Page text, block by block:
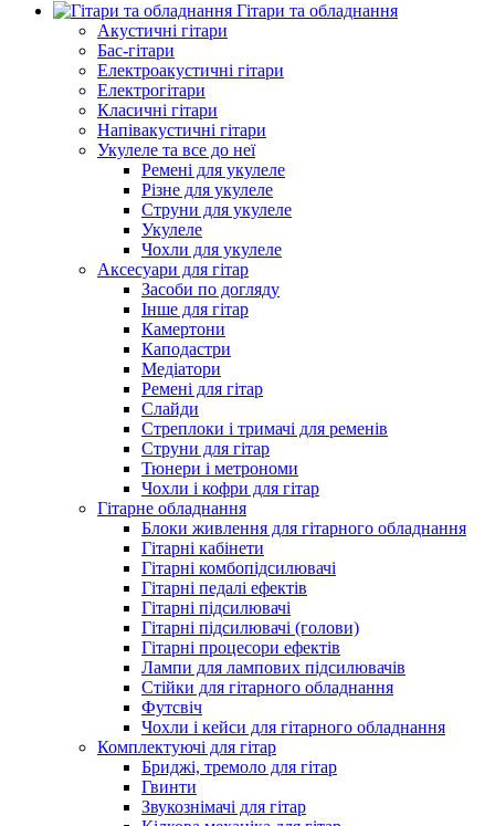
Гітари та обладнання
Акустичні гітари
Бас-гітари
Електроакустичні гітари
Електрогітари
Класичні гітари
Напівакустичні гітари
Укулеле та все до неї
Ремені для укулеле
Різне для укулеле
Струни для укулеле
Укулеле
Чохли для укулеле
Аксесуари для гітар
Засоби по догляду
Інше для гітар
Камертони
Каподастри
Медіатори
Ремені для гітар
Слайди
Стреплоки і тримачі для ременів
Струни для гітар
Тюнери і метрономи
Чохли і кофри для гітар
Гітарне обладнання
Блоки живлення для гітарного обладнання
Гітарні кабінети
Гітарні комбопідсилювачі
Гітарні педалі ефектів
Гітарні підсилювачі
Гітарні підсилювачі (голови)
Гітарні процесори ефектів
Лампи для лампових підсилювачів
Стійки для гітарного обладнання
Футсвіч
Чохли і кейси для гітарного обладнання
Комплектуючі для гітар
Бриджі, тремоло для гітар
Гвинти
Звукознімачі для гітар